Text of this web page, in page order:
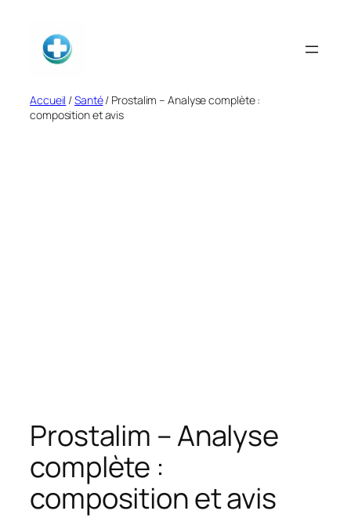
contenu
Accueil /Santé/ Prostalim – Analyse complète :
composition et avis
Prostalim – Analyse
complète :
composition et avis